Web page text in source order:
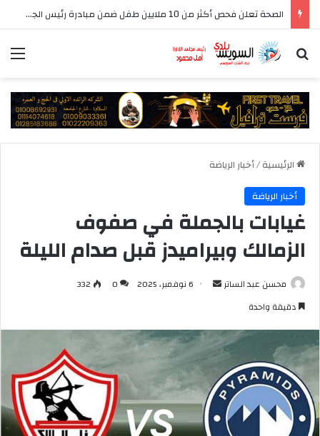
الصحة تعلن فحص أكثر من 10 ملايين طفل ضمن مبادرة رئيس الجمهورية للكشف المبكر وعلاج فقدان السمع لدى حديثي الولادة
بحث عن
الرئيسية/أخبار الرياضة
أخبار الرياضة
غيابات بالجملة في صفوف
الزمالك وبيراميدز قبل صدام الليلة
محسن عبد الساتر
أرسل 6 نوفمبر، 2025 0
332
دقيقة واحدة